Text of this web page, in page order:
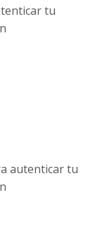
tu
autenticar tu